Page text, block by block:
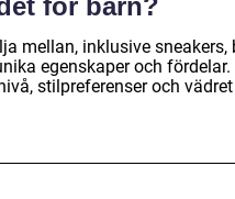
mellan, inklusive sneakers,
egenskaper och
stilpreferenser och